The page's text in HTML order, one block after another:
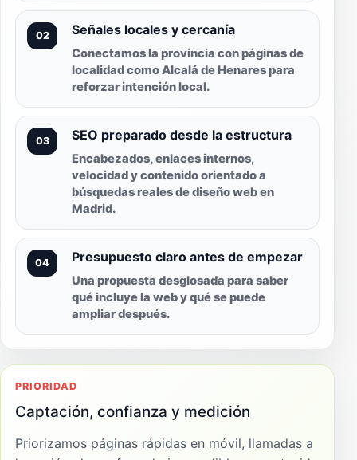
02 Señales locales y cercanía
Conectamos la provincia con páginas de
localidad como Alcalá de Henares para
reforzar intención local.
03 SEO preparado desde la estructura
Encabezados, enlaces internos,
velocidad y contenido orientado a
búsquedas reales de diseño web en
Madrid.
04 Presupuesto claro antes de empezar
Una propuesta desglosada para saber
qué incluye la web y qué se puede
ampliar después.
PRIORIDAD
Captación, confianza y medición
Priorizamos páginas rápidas en móvil, llamadas a